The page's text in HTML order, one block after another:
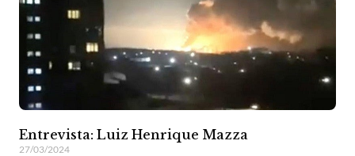
Entrevista: Luiz Henrique Mazza
27/03/2024